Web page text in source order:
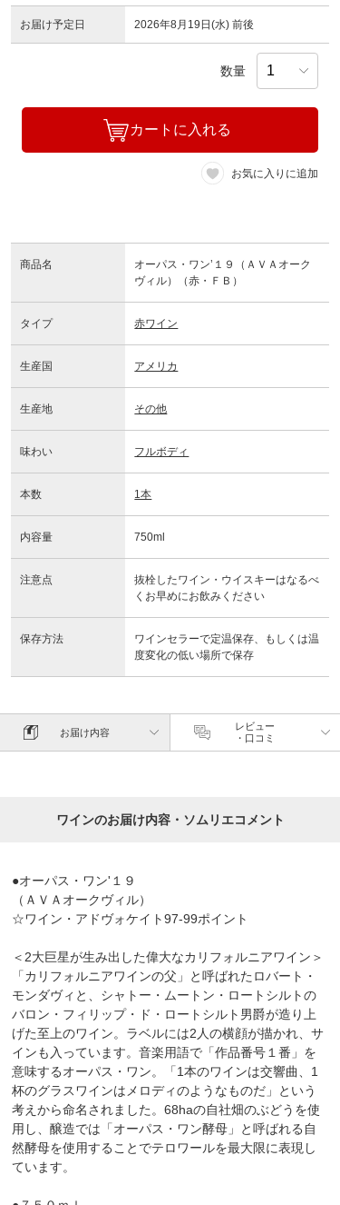
お届け予定日 2026年8月19日(水) 前後
数量
カートに入れる
お気に入りに追加
商品名
オーパス・ワン’１９（ＡＶＡオーク
ヴィル）（赤・ＦＢ）
タイプ 赤ワイン
生産国 アメリカ
生産地 その他
味わい フルボディ
本数 1本
内容量 750ml
注意点
抜栓したワイン・ウイスキーはなるべ
くお早めにお飲みください
保存方法
ワインセラーで定温保存、もしくは温
度変化の低い場所で保存
お届け内容
レビュー
・口コミ
ワインのお届け内容・ソムリエコメント
●オーパス・ワン'１９
（ＡＶＡオークヴィル）
☆ワイン・アドヴォケイト97-99ポイント
＜2大巨星が生み出した偉大なカリフォルニアワイン＞
「カリフォルニアワインの父」と呼ばれたロバート・
モンダヴィと、シャトー・ムートン・ロートシルトの
バロン・フィリップ・ド・ロートシルト男爵が造り上
げた至上のワイン。ラベルには2人の横顔が描かれ、サ
インも入っています。音楽用語で「作品番号１番」を
意味するオーパス・ワン。「1本のワインは交響曲、1
杯のグラスワインはメロディのようなものだ」という
考えから命名されました。68haの自社畑のぶどうを使
用し、醸造では「オーパス・ワン酵母」と呼ばれる自
然酵母を使用することでテロワールを最大限に表現し
ています。